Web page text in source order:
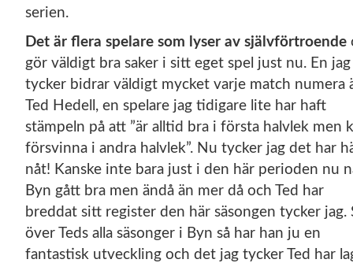
serien.
Det är flera spelare som lyser av självförtroende
gör väldigt bra saker i sitt eget spel just nu. En jag
tycker bidrar väldigt mycket varje match numera
Ted Hedell, en spelare jag tidigare lite har haft
stämpeln på att ”är alltid bra i första halvlek men
försvinna i andra halvlek”. Nu tycker jag det har
nåt! Kanske inte bara just i den här perioden nu
Byn gått bra men ändå än mer då och Ted har
breddat sitt register den här säsongen tycker jag.
över Teds alla säsonger i Byn så har han ju en
fantastisk utveckling och det jag tycker Ted har